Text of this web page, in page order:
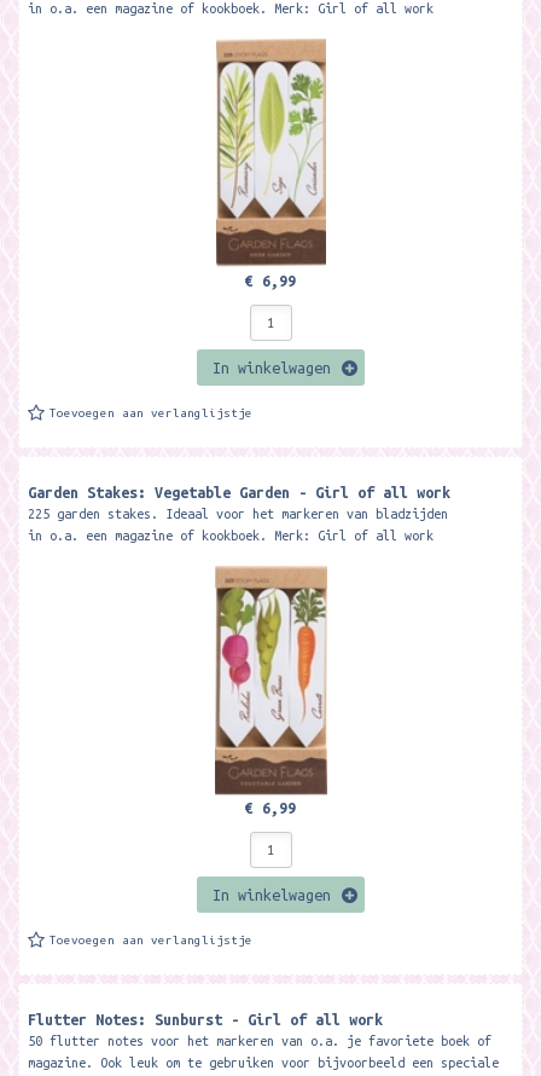
in o.a. een magazine of kookboek. Merk: Girl of all work
€ 6,99
In winkelwagen
Toevoegen aan verlanglijstje
Garden Stakes: Vegetable Garden - Girl of all work
225 garden stakes. Ideaal voor het markeren van bladzijden
in o.a. een magazine of kookboek. Merk: Girl of all work
€ 6,99
In winkelwagen
Toevoegen aan verlanglijstje
Flutter Notes: Sunburst - Girl of all work
50 flutter notes voor het markeren van o.a. je favoriete boek of
magazine. Ook leuk om te gebruiken voor bijvoorbeeld een speciale